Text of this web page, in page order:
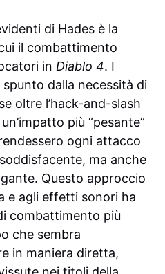
di Hades è la
il combattimento
in Diablo 4. I
dalla necessità di
oltre l’hack-and-slash
più “pesante”
ogni attacco
ma anche
Questo approccio
e agli effetti sonori ha
combattimento più
che sembra
in maniera diretta,